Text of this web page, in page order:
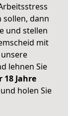
sollen, dann
und stellen
mit
unsere
lehnen Sie
18 Jahre
holen Sie